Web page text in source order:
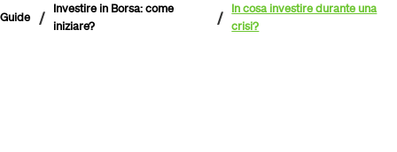
Guide /
Investire in Borsa: come
iniziare?
/
In cosa investire durante una
crisi?